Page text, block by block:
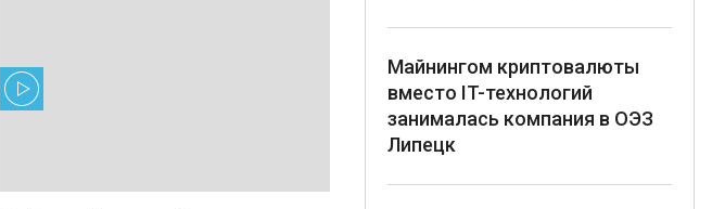
Майнингом криптовалюты
вместо IT-технологий
занималась компания в ОЭЗ
Липецк